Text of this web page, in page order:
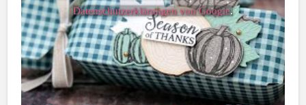
Datenschutzerklärungen von Google.